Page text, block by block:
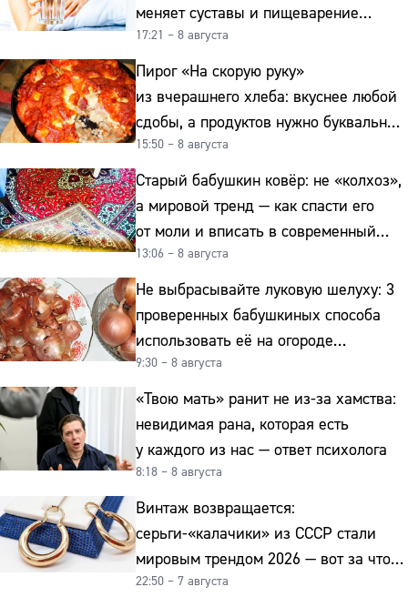
меняет суставы и пищеварение
после 50
17:21 – 8 августа
Пирог «На скорую руку»
из вчерашнего хлеба: вкуснее любой
сдобы, а продуктов нужно буквально
копейки
15:50 – 8 августа
Старый бабушкин ковёр: не «колхоз»,
а мировой тренд — как спасти его
от моли и вписать в современный
интерьер
13:06 – 8 августа
Не выбрасывайте луковую шелуху: 3
проверенных бабушкиных способа
использовать её на огороде
и для здоровья этой зимой
9:30 – 8 августа
«Твою мать» ранит не из-за хамства:
невидимая рана, которая есть
у каждого из нас — ответ психолога
8:18 – 8 августа
Винтаж возвращается:
серьги-«калачики» из СССР стали
мировым трендом 2026 — вот за что
их ценят ювелиры
22:50 – 7 августа